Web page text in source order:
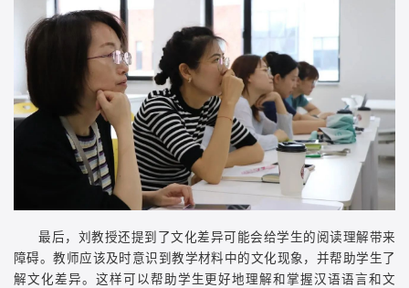
最后，刘教授还提到了文化差异可能会给学生的阅读理解带来
障碍。教师应该及时意识到教学材料中的文化现象，并帮助学生了
解文化差异。这样可以帮助学生更好地理解和掌握汉语语言和文